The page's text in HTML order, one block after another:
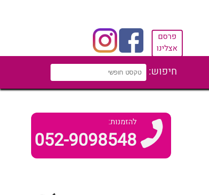
פרסם
אצלינו
חיפוש:
להזמנות:
052-9098548